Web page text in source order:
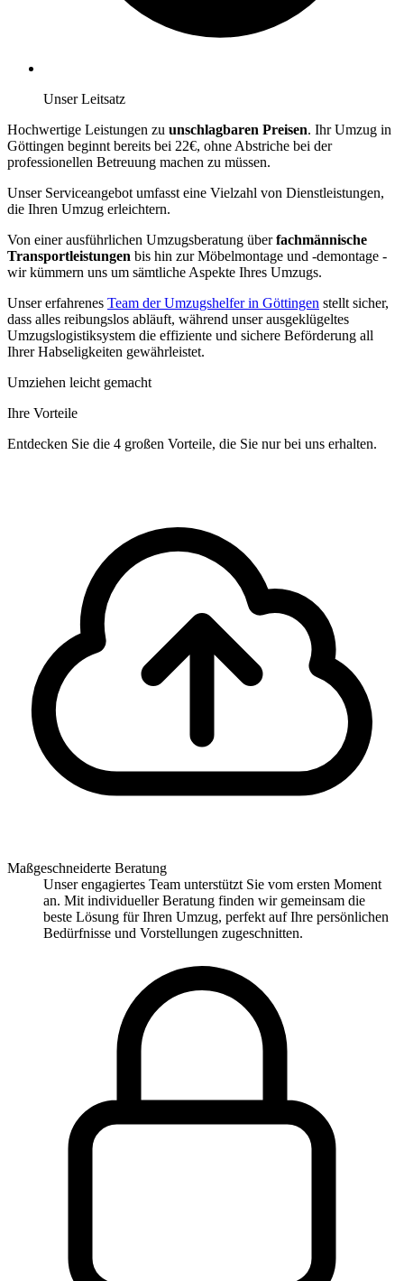
Unser Leitsatz
Hochwertige Leistungen zu unschlagbaren Preisen. Ihr Umzug in
Göttingen beginnt bereits bei 22€, ohne Abstriche bei der
professionellen Betreuung machen zu müssen.
Unser Serviceangebot umfasst eine Vielzahl von Dienstleistungen,
die Ihren Umzug erleichtern.
Von einer ausführlichen Umzugsberatung überfachmännische
Transportleistungen bis hin zur Möbelmontage und -demontage -
wir kümmern uns um sämtliche Aspekte Ihres Umzugs.
Unser erfahrenes Team der Umzugshelfer in Göttingen stellt sicher,
dass alles reibungslos abläuft, während unser ausgeklügeltes
Umzugslogistiksystem die effiziente und sichere Beförderung all
Ihrer Habseligkeiten gewährleistet.
Umziehen leicht gemacht
Ihre Vorteile
Entdecken Sie die 4 großen Vorteile, die Sie nur bei uns erhalten.
Maßgeschneiderte Beratung
Unser engagiertes Team unterstützt Sie vom ersten Moment
an. Mit individueller Beratung finden wir gemeinsam die
beste Lösung für Ihren Umzug, perfekt auf Ihre persönlichen
Bedürfnisse und Vorstellungen zugeschnitten.